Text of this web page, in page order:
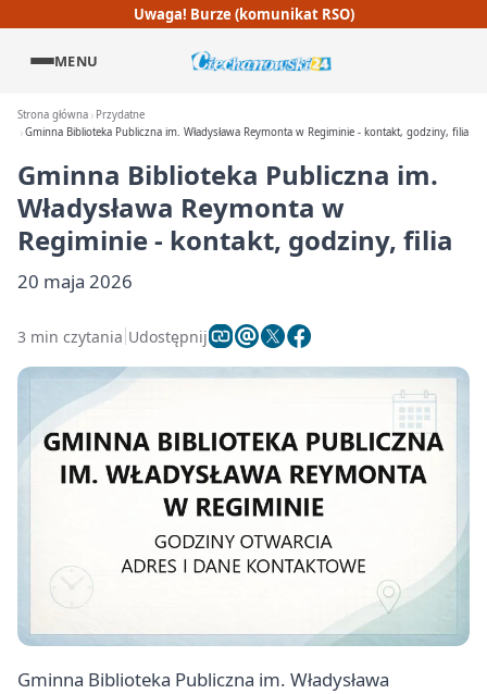
Uwaga! Burze (komunikat RSO)
MENU
Strona główna
Przydatne
Gminna Biblioteka Publiczna im. Władysława Reymonta w Regiminie - kontakt, godziny, filia
Gminna Biblioteka Publiczna im.
Władysława Reymonta w
Regiminie - kontakt, godziny, filia
20 maja 2026
3 min czytania Udostępnij
Gminna Biblioteka Publiczna im. Władysława